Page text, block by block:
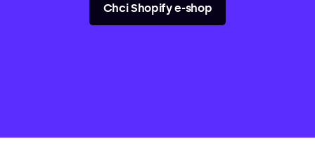
Chci Shopify e-shop